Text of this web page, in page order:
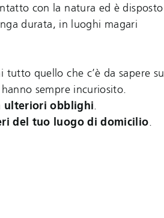
con la natura ed è disposto
durata, in luoghi magari
tutto quello che c’è da sapere su
sempre incuriosito.
ulteriori obblighi.
del tuo luogo di domicilio.